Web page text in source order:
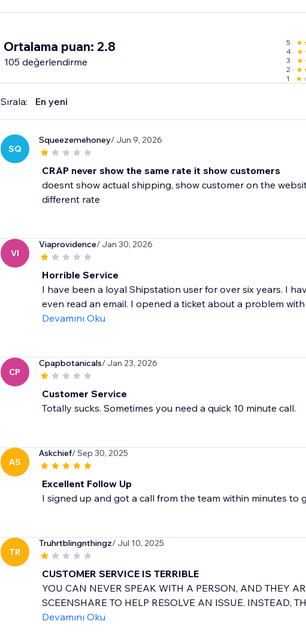
Ortalama puan: 2.8
105 değerlendirme
5
4
3
2
1
Sırala: En yeni
SQ
Squeezemehoney/ Jun 9, 2026
CRAP never show the same rate it show customers
doesnt show actual shipping, show customer on the
different rate
VI
Viaprovidence/ Jan 30, 2026
Horrible Service
I have been a loyal Shipstation user for over six years. I
even read an email. I opened a ticket about a problem with
Devamını Oku
CP
Cpapbotanicals/ Jan 23, 2026
Customer Service
Totally sucks. Sometimes you need a quick 10 minute call.
AS
Askchief/ Sep 30, 2025
Excellent Follow Up
I signed up and got a call from the team within minutes
TR
Truhrtblingnthingz/ Jul 10, 2025
CUSTOMER SERVICE IS TERRIBLE
YOU CAN NEVER SPEAK WITH A PERSON, AND THEY
SCEENSHARE TO HELP RESOLVE AN ISSUE. INSTEAD,
Devamını Oku